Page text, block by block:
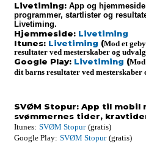
Livetiming:App og
programmer, startlister og
Livetiming.
Hjemmeside: Livetiming
Itunes: Livetiming (Mod et
resultater ved mesterskaber og
Google Play: Livetiming (
dit barns resultater ved
SVØM Stopur:App til mobil
svømmernes tider,
Itunes: SVØM Stopur (gratis)
Google Play: SVØM Stopur (gratis)